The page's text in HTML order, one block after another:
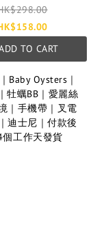
發貨
TO CART